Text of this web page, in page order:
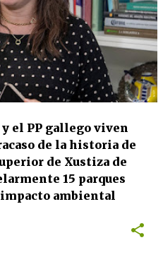
y el PP gallego viven
de la historia de
de Xustiza de
15 parques
ambiental